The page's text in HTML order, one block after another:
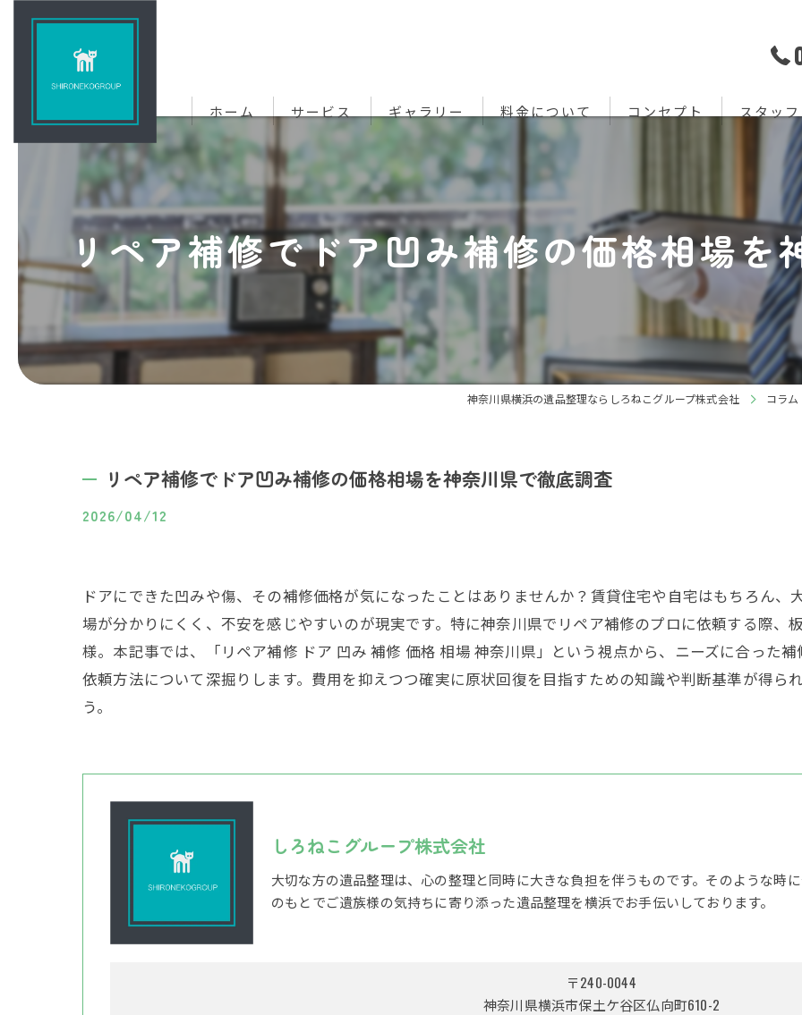
ホーム サービス ギャラリー 料金について コンセプト スタッフ
リペア補修でドア凹み補修の価格相場を
神奈川県横浜の遺品整理ならしろねこグループ株式会社 コラム
リペア補修でドア凹み補修の価格相場を神奈川県で徹底調査
2026/04/12
ドアにできた凹みや傷、その補修価格が気になったことはありませんか？賃貸住宅や自宅はもちろん
場が分かりにくく、不安を感じやすいのが現実です。特に神奈川県でリペア補修のプロに依頼する際、
様。本記事では、「リペア補修 ドア 凹み 補修 価格 相場 神奈川県」という視点から、ニーズに合った
依頼方法について深掘りします。費用を抑えつつ確実に原状回復を目指すための知識や判断基準が得ら
う。
しろねこグループ株式会社
大切な方の遺品整理は、心の整理と同時に大きな負担を伴うものです。そのような時
のもとでご遺族様の気持ちに寄り添った遺品整理を横浜でお手伝いしております。
〒240-0044
神奈川県横浜市保土ケ谷区仏向町610-2